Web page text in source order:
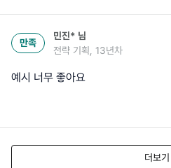
만족
민진* 님
전략 기획, 13년차
예시 너무 좋아요
더보기